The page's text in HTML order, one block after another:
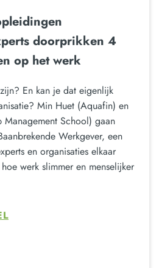
doorprikken 4
op het werk
En kan je dat eigenlijk
Min Huet (Aquafin) en
Management School) gaan
Werkgever, een
en organisaties elkaar
werk slimmer en menselijker